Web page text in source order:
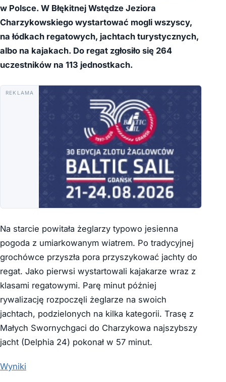
w Polsce. W Błękitnej Wstędze Jeziora
Charzykowskiego wystartować mogli wszyscy,
na łódkach regatowych, jachtach turystycznych,
albo na kajakach. Do regat zgłosiło się 264
uczestników na 113 jednostkach.
REKLAMA
Na starcie powitała żeglarzy typowo jesienna
pogoda z umiarkowanym wiatrem. Po tradycyjnej
grochówce przyszła pora przyszykować jachty do
regat. Jako pierwsi wystartowali kajakarze wraz z
klasami regatowymi. Parę minut później
rywalizację rozpoczęli żeglarze na swoich
jachtach, podzielonych na kilka kategorii. Trasę z
Małych Swornychgaci do Charzykowa najszybszy
jacht (Delphia 24) pokonał w 57 minut.
Wyniki